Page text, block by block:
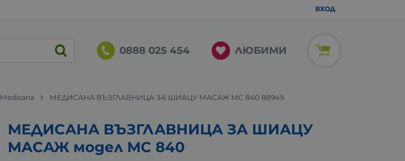
ВХОД
0888 025 454 ЛЮБИМИ
Medisana МЕДИСАНА ВЪЗГЛАВНИЦА ЗА ШИАЦУ МАСАЖ MC 840 88949
МЕДИСАНА ВЪЗГЛАВНИЦА ЗА ШИАЦУ
МАСАЖ модел MC 840